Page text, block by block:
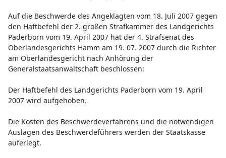
Auf die Beschwerde des Angeklagten vom 18. Juli 2007 gegen
den Haftbefehl der 2. großen Strafkammer des Landgerichts
Paderborn vom 19. April 2007 hat der 4. Strafsenat des
Oberlandesgerichts Hamm am 19. 07. 2007 durch die Richter
am Oberlandesgericht nach Anhörung der
Generalstaatsanwaltschaft beschlossen:
Der Haftbefehl des Landgerichts Paderborn vom 19. April
2007 wird aufgehoben.
Die Kosten des Beschwerdeverfahrens und die notwendigen
Auslagen des Beschwerdeführers werden der Staatskasse
auferlegt.